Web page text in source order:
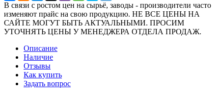
В связи с ростом цен на сырьё, заводы - производители часто
изменяют прайс на свою продукцию. НЕ ВСЕ ЦЕНЫ НА
САЙТЕ МОГУТ БЫТЬ АКТУАЛЬНЫМИ. ПРОСИМ
УТОЧНЯТЬ ЦЕНЫ У МЕНЕДЖЕРА ОТДЕЛА ПРОДАЖ.
Описание
Наличие
Отзывы
Как купить
Задать вопрос